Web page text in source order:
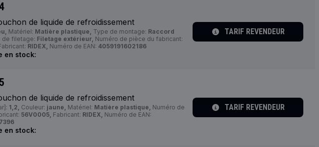
de liquide de refroidissement
Matériel: Matière plastique, Type de montage: Raccord
de filetage: Filetage extérieur, Numéro de pièce du fabricant:
RIDEX, Numéro de EAN: 4059191602186
en stock:
TARIF REVENDEUR
de liquide de refroidissement
1,2, Couleur: jaune, Matériel: Matière plastique, Numéro de
56V0005, Fabricant: RIDEX, Numéro de EAN:
en stock:
TARIF REVENDEUR